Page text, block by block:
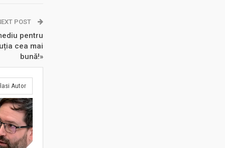
POST
pentru
cea mai
bună!»
Autor